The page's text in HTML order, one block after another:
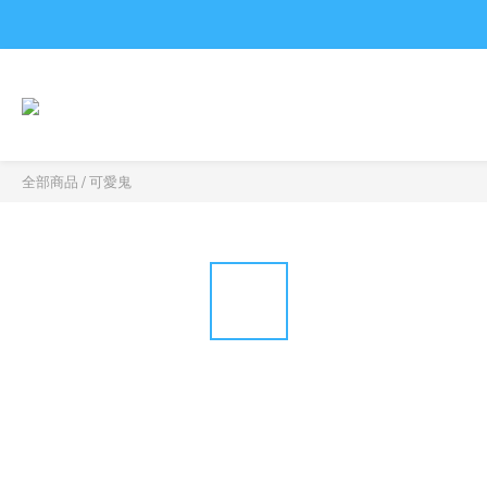
全部商品 /可愛鬼